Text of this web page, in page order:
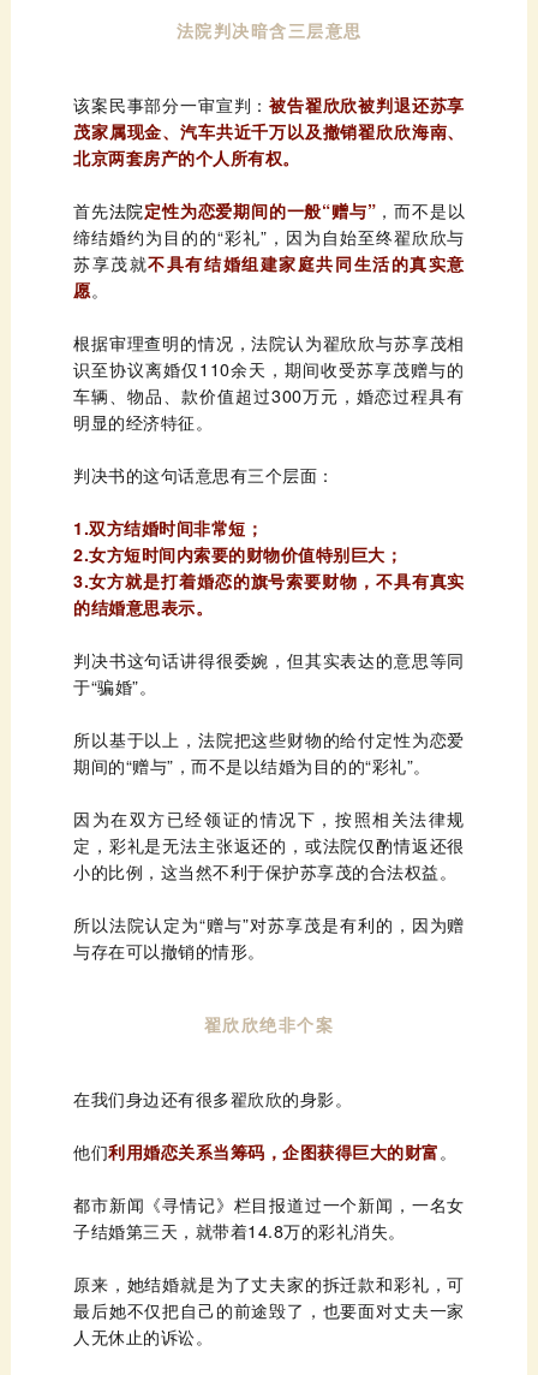
法院判决暗含三层意思
该案民事部分一审宣判：
北京两套房产的个人所有权。
首先法院定性为恋爱期间的一般“赠与”
苏享茂就
愿。
明显的经济特征。
判决书的这句话意思有三个层面：
1.双方结婚时间非常短；
2.女方短时间内索要的财物价值特别巨大；
的结婚意思表示。
于“骗婚”。
期间的“赠与”，而不是以结婚为目的的“彩礼”。
小的比例，这当然不利于保护苏享茂的合法权益。
与存在可以撤销的情形。
翟欣欣绝非个案
在我们身边还有很多翟欣欣的身影。
他们利用婚恋关系当筹码，企图获得巨大的财富 。
子结婚第三天，就带着14.8万的彩礼消失。
人无休止的诉讼。